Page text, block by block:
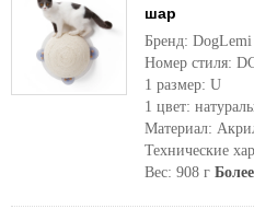
шар
Бренд: DogLemi
Номер стиля:
1 размер: U
1 цвет:
Материал:
Технические
Вес: 908 г Более